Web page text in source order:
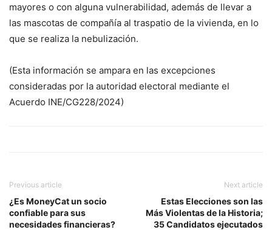
mayores o con alguna vulnerabilidad, además de llevar a
las mascotas de compañía al traspatio de la vivienda, en lo
que se realiza la nebulización.
(Esta información se ampara en las excepciones
consideradas por la autoridad electoral mediante el
Acuerdo INE/CG228/2024)
Previous article
¿Es MoneyCat un socio
confiable para sus
necesidades financieras?
Next article
Estas Elecciones son las
Más Violentas de la Historia;
35 Candidatos ejecutados